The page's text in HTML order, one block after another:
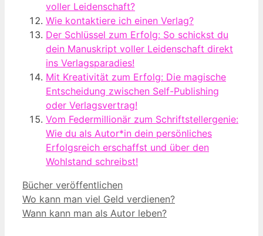
voller Leidenschaft?
Wie kontaktiere ich einen Verlag?
Der Schlüssel zum Erfolg: So schickst du
dein Manuskript voller Leidenschaft direkt
ins Verlagsparadies!
Mit Kreativität zum Erfolg: Die magische
Entscheidung zwischen Self-Publishing
oder Verlagsvertrag!
Vom Federmillionär zum Schriftstellergenie:
Wie du als Autor*in dein persönliches
Erfolgsreich erschaffst und über den
Wohlstand schreibst!
Kategorien
Bücher veröffentlichen
Wo kann man viel Geld verdienen?
Wann kann man als Autor leben?